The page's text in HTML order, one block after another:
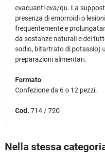
evacuanti eva/qu. La
presenza di emorroidi o
frequentemente e
da sostanze naturali e del
sodio, bitartrato di potassio)
preparazioni alimentari.
Formato
Confezione da 6 o 12 pezzi.
Cod. 714 / 720
Nella stessa